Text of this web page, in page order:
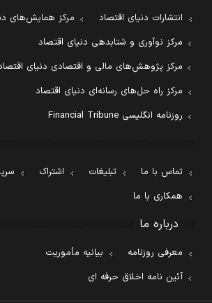
انتشارات دنیای اقتصاد
مرکز همایش‌های
مرکز نوآوری و شتابدهی دنیای اقتصاد
مرکز پژوهش‌های مالی و اقتصادی دنیای
مرکز راه حل‌های رسانه‌ای دنیای اقتصاد
روزنامه انگلیسی Financial Tribune
تماس با ما تبلیغات اشتراک
همکاری با ما
درباره ما
معرفی روزنامه
بیانیه مأموریت
آئین نامه اخلاق حرفه ای